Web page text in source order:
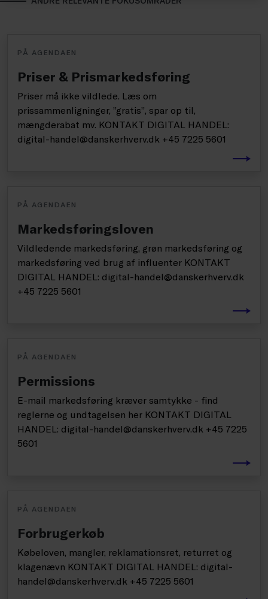
PÅ AGENDAEN
Priser & Prismarkedsføring
Priser må ikke vildlede. Læs om
prissammenligninger, ”gratis”, spar op til,
mængderabat mv. KONTAKT DIGITAL HANDEL:
digital-handel@danskerhverv.dk +45 7225 5601
PÅ AGENDAEN
Markedsføringsloven
Vildledende markedsføring, grøn markedsføring og
markedsføring ved brug af influenter KONTAKT
DIGITAL HANDEL: digital-handel@danskerhverv.dk
+45 7225 5601
PÅ AGENDAEN
Permissions
E-mail markedsføring kræver samtykke - find
reglerne og undtagelsen her KONTAKT DIGITAL
HANDEL: digital-handel@danskerhverv.dk +45 7225
5601
PÅ AGENDAEN
Forbrugerkøb
Købeloven, mangler, reklamationsret, returret og
klagenævn KONTAKT DIGITAL HANDEL: digital-
handel@danskerhverv.dk +45 7225 5601